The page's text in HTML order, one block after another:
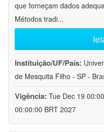
que forneçam dados
Métodos tradi...
Instituição/UF/País:
de Mesquita Filho - SP -
Vigência: Tue Dec 19
00:00:00 BRT 2027